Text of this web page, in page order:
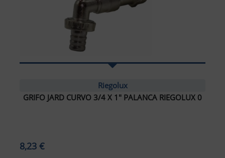
Riegolux
GRIFO JARD CURVO 3/4 X 1" PALANCA RIEGOLUX 0
8,23 €